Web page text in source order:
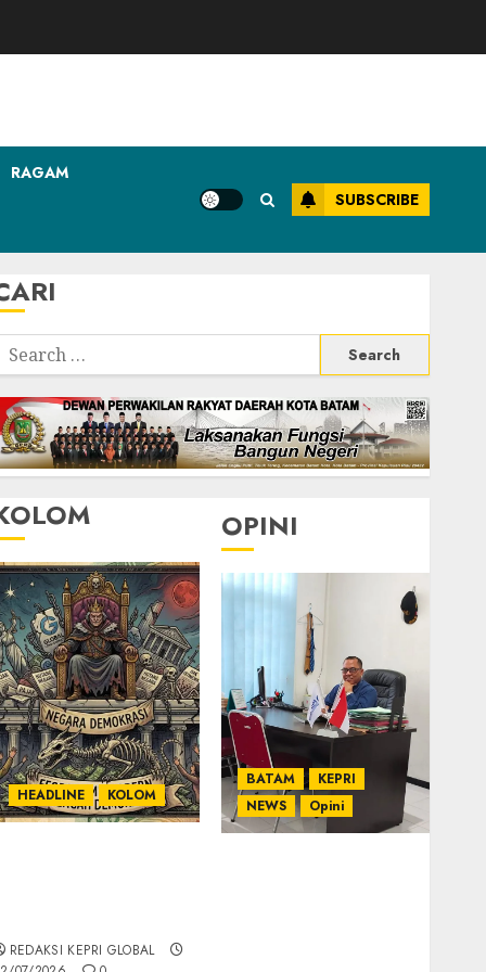
RAGAM
SUBSCRIBE
Search
HEADLINE KOLOM
REDAKSI KEPRI GLOBAL
OPINI
BATAM
KEPRI
NEWS
Opini